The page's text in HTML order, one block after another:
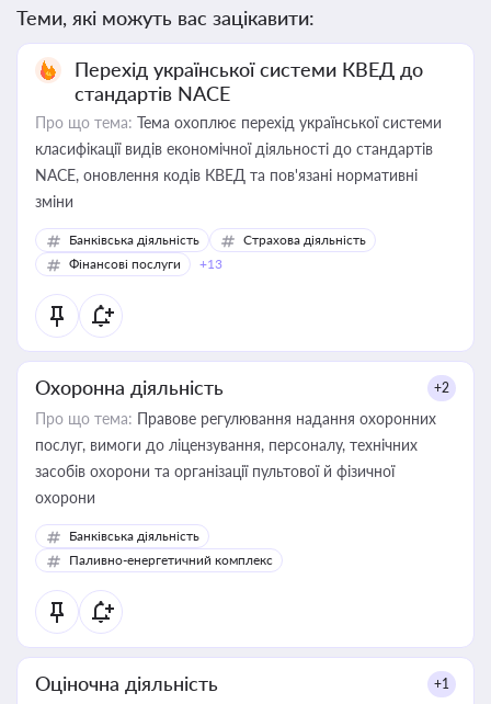
Теми, які можуть вас зацікавити:
Перехід української системи КВЕД до
стандартів NACE
Про що тема: Тема охоплює перехід української системи
класифікації видів економічної діяльності до стандартів
NACE, оновлення кодів КВЕД та пов'язані нормативні
зміни
Банківська діяльність
Страхова діяльність
Фінансові послуги
+13
Охоронна діяльність +2
Про що тема: Правове регулювання надання охоронних
послуг, вимоги до ліцензування, персоналу, технічних
засобів охорони та організації пультової й фізичної
охорони
Банківська діяльність
Паливно-енергетичний комплекс
Оціночна діяльність +1